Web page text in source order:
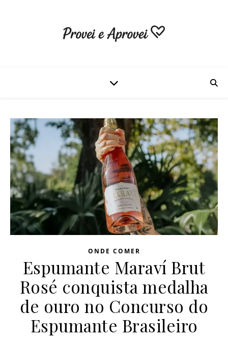
ONDE COMER
Espumante Maraví Brut
Rosé conquista medalha
de ouro no Concurso do
Espumante Brasileiro